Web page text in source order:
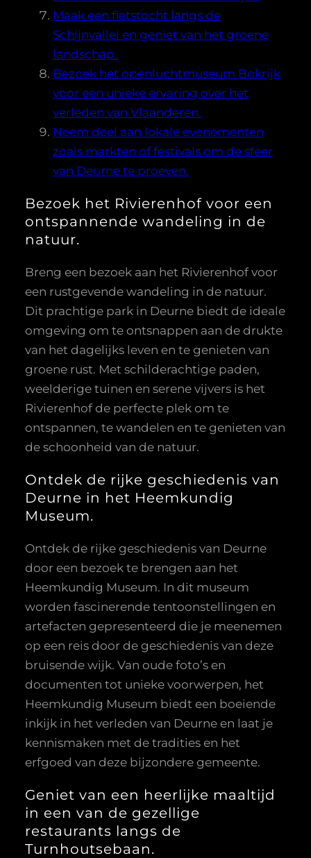
Maak een fietstocht langs de
Schijnvallei en geniet van het groene
landschap.
Bezoek het openluchtmuseum Bokrijk
voor een unieke ervaring over het
verleden van Vlaanderen.
Neem deel aan lokale evenementen
zoals markten of festivals om de sfeer
van Deurne te proeven.
Bezoek het Rivierenhof voor een
ontspannende wandeling in de
natuur.
Breng een bezoek aan het Rivierenhof voor
een rustgevende wandeling in de natuur.
Dit prachtige park in Deurne biedt de ideale
omgeving om te ontsnappen aan de drukte
van het dagelijks leven en te genieten van
groene rust. Met schilderachtige paden,
weelderige tuinen en serene vijvers is het
Rivierenhof de perfecte plek om te
ontspannen, te wandelen en te genieten van
de schoonheid van de natuur.
Ontdek de rijke geschiedenis van
Deurne in het Heemkundig
Museum.
Ontdek de rijke geschiedenis van Deurne
door een bezoek te brengen aan het
Heemkundig Museum. In dit museum
worden fascinerende tentoonstellingen en
artefacten gepresenteerd die je meenemen
op een reis door de geschiedenis van deze
bruisende wijk. Van oude foto’s en
documenten tot unieke voorwerpen, het
Heemkundig Museum biedt een boeiende
inkijk in het verleden van Deurne en laat je
kennismaken met de tradities en het
erfgoed van deze bijzondere gemeente.
Geniet van een heerlijke maaltijd
in een van de gezellige
restaurants langs de
Turnhoutsebaan.